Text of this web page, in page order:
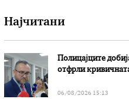
Најчитани
Полицајците
отфрли
06/08/2026 15:13